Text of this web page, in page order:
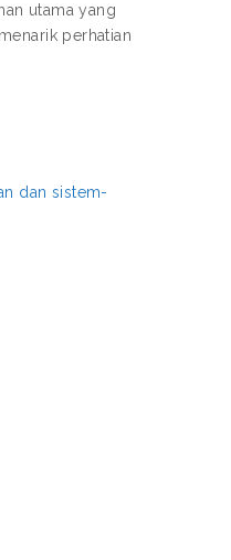
utama yang
perhatian
dan sistem-